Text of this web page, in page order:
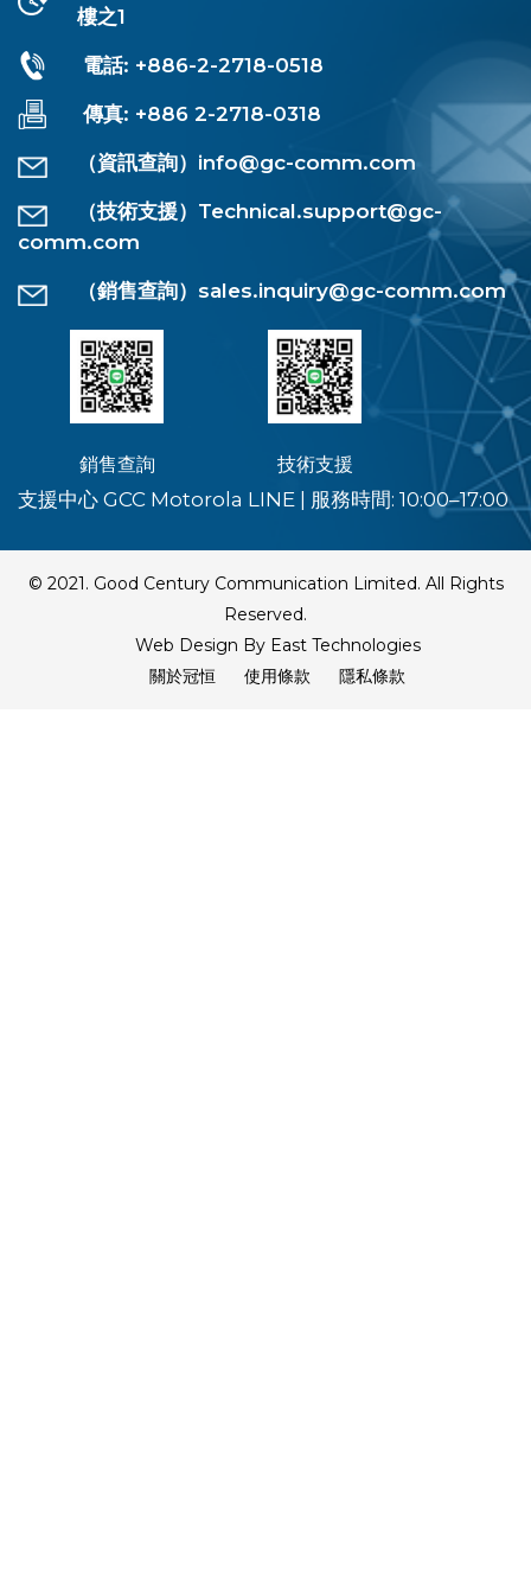
樓之1
電話: +886-2-2718-0518
傳真: +886 2-2718-0318
（資訊查詢） info@gc-comm.com
（技術支援） Technical.support@gc-
comm.com
（銷售查詢） sales.inquiry@gc-comm.com
銷售查詢 技術支援
支援中心 GCC Motorola LINE 服務時間: 10:00–17:00
© 2021. Good Century Communication Limited. All Rights
Reserved.
Web Design By East Technologies
關於冠恒
使用條款 隱私條款